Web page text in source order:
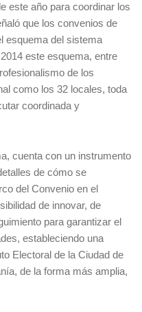
este año para coordinar los
que los convenios de
esquema del sistema
este esquema, entre
de los
como los 32 locales, toda
coordinada y
cuenta con un instrumento
de cómo se
del Convenio en el
de innovar, de
para garantizar el
estableciendo una
Electoral de la Ciudad de
de la forma más amplia,